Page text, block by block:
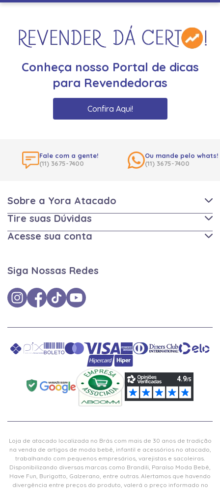
Conheça nosso Portal de dicas
para Revendedoras
Confira Aqui!
Fale com a gente!
(11) 3675-7400
Ou mande pelo whats!
(11) 3675-7400
Sobre a Yora Atacado
Tire suas Dúvidas
Acesse sua conta
Siga Nossas Redes
Loja de atacado localizada no Brás com mais de 30 anos de tradição
na venda de artigos de moda bebê, infantil e acessórios no atacado,
trabalhando com pequenos empresários, varejistas e sacoleiras.
Disponibilizando diversas marcas como Brandili, Paraíso Moda Bebê,
Have Fun, Burigotto, Galzerano, entre outras. Alertamos que havendo
divergência entre preços do produto, valerá o preço informado no